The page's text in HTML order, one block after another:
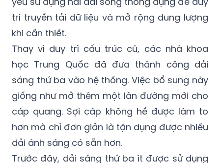
trì truyền tải dữ liệu và mở rộng dung lượng
khi cần thiết.
Thay vì duy trì cấu trúc cũ, các nhà khoa
học Trung Quốc đã đưa thành công dải
sáng thứ ba vào hệ thống. Việc bổ sung này
giống như mở thêm một làn đường mới cho
cáp quang. Sợi cáp không hề được làm to
hơn mà chỉ đơn giản là tận dụng được nhiều
dải ánh sáng có sẵn hơn.
Trước đây, dải sáng thứ ba ít được sử dụng